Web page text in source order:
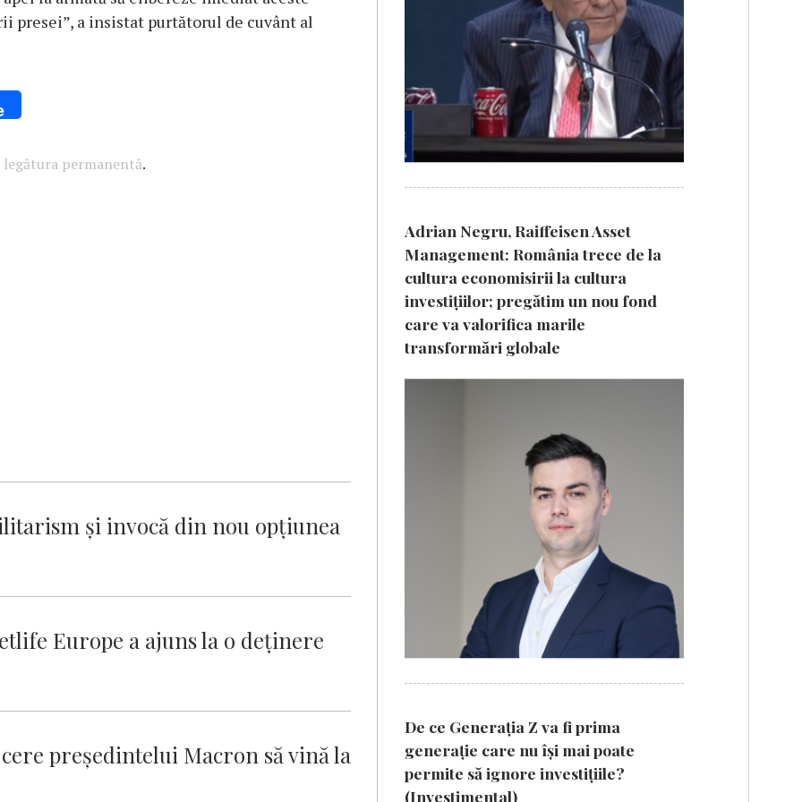
presei”, a insistat purtătorul de cuvânt al
legătura permanentă.
şi invocă din nou opţiunea
Europe a ajuns la o deținere
preşedintelui Macron să vină la
Adrian Negru, Raiffeisen Asset
Management: România trece de la
cultura economisirii la cultura
investițiilor; pregătim un nou fond
care va valorifica marile
transformări globale
De ce Generația Z va fi prima
generație care nu își mai poate
permite să ignore investițiile?
(Investimental)